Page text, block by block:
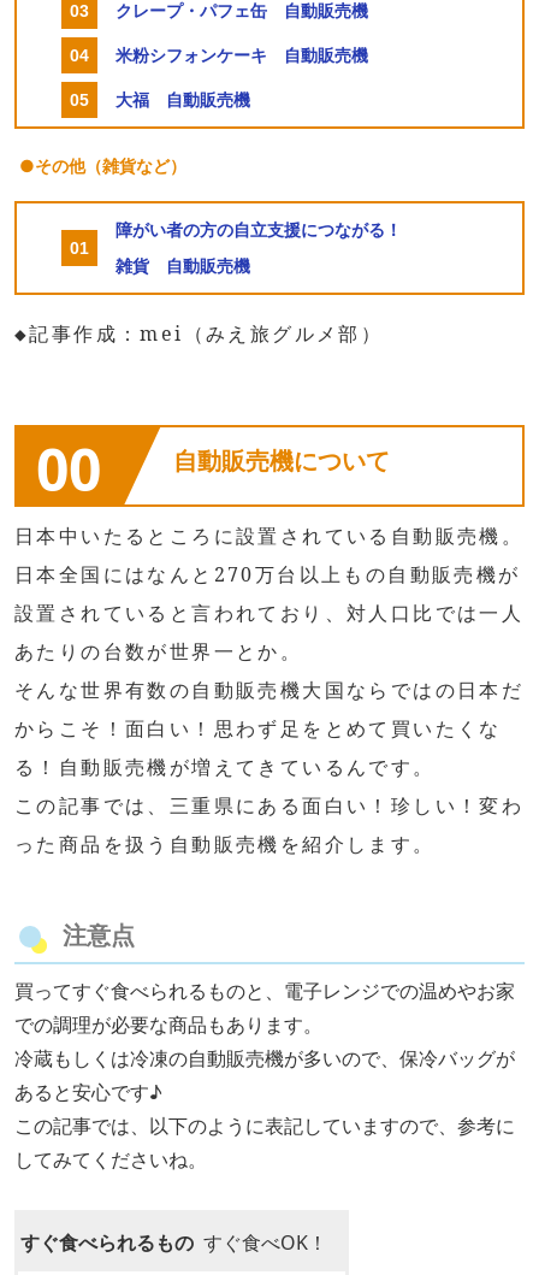
クレープ・パフェ缶 自動販売機
米粉シフォンケーキ 自動販売機
大福 自動販売機
●その他（雑貨など）
障がい者の方の自立支援につながる！
雑貨 自動販売機
◆記事作成：mei（みえ旅グルメ部）
00 自動販売機について
日本中いたるところに設置されている自動販売機。
日本全国にはなんと270万台以上もの自動販売機が
設置されていると言われており、対人口比では一人
あたりの台数が世界一とか。
そんな世界有数の自動販売機大国ならではの日本だ
からこそ！面白い！思わず足をとめて買いたくな
る！自動販売機が増えてきているんです。
この記事では、三重県にある面白い！珍しい！変わ
った商品を扱う自動販売機を紹介します。
注意点
買ってすぐ食べられるものと、電子レンジでの温めやお家
での調理が必要な商品もあります。
冷蔵もしくは冷凍の自動販売機が多いので、保冷バッグが
あると安心です♪
この記事では、以下のように表記していますので、参考に
してみてくださいね。
すぐ食べられるもの すぐ食べOK！